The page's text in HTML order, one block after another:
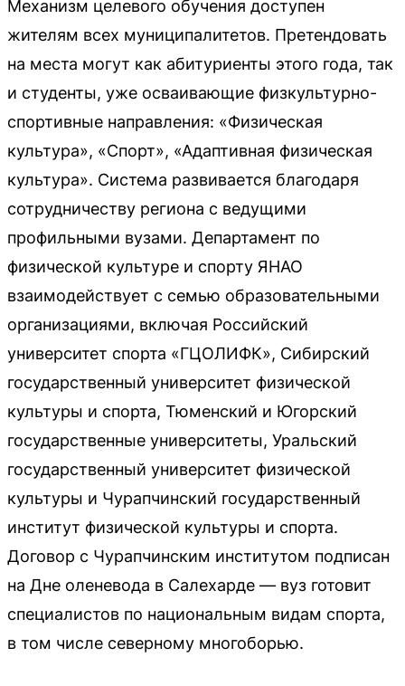
Механизм целевого обучения доступен
жителям всех муниципалитетов. Претендовать
на места могут как абитуриенты этого года, так
и студенты, уже осваивающие физкультурно-
спортивные направления: «Физическая
культура», «Спорт», «Адаптивная физическая
культура». Система развивается благодаря
сотрудничеству региона с ведущими
профильными вузами. Департамент по
физической культуре и спорту ЯНАО
взаимодействует с семью образовательными
организациями, включая Российский
университет спорта «ГЦОЛИФК», Сибирский
государственный университет физической
культуры и спорта, Тюменский и Югорский
государственные университеты, Уральский
государственный университет физической
культуры и Чурапчинский государственный
институт физической культуры и спорта.
Договор с Чурапчинским институтом подписан
на Дне оленевода в Салехарде — вуз готовит
специалистов по национальным видам спорта,
в том числе северному многоборью.